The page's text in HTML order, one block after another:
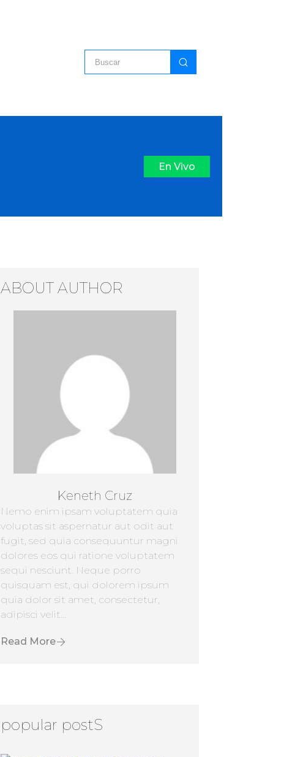
En Vivo
ABOUT AUTHOR
Keneth Cruz
Nemo enim ipsam voluptatem quia
voluptas sit aspernatur aut odit aut
fugit, sed quia consequuntur magni
dolores eos qui ratione voluptatem
sequi nesciunt. Neque porro
quisquam est, qui dolorem ipsum
quia dolor sit amet, consectetur,
adipisci velit...
Read More
popular postS